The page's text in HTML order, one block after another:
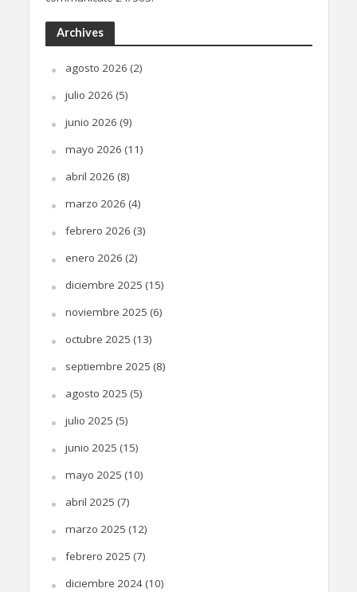
Archives
agosto 2026 (2)
julio 2026 (5)
junio 2026 (9)
mayo 2026 (11)
abril 2026 (8)
marzo 2026 (4)
febrero 2026 (3)
enero 2026 (2)
diciembre 2025 (15)
noviembre 2025 (6)
octubre 2025 (13)
septiembre 2025 (8)
agosto 2025 (5)
julio 2025 (5)
junio 2025 (15)
mayo 2025 (10)
abril 2025 (7)
marzo 2025 (12)
febrero 2025 (7)
diciembre 2024(10)